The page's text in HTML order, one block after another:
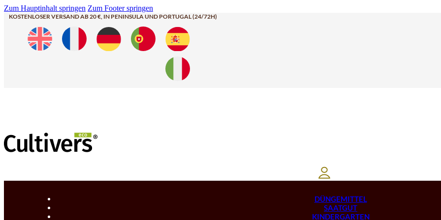
Zum Hauptinhalt springen Zum Footer springen
KOSTENLOSER VERSAND AB 20 €, IN PENINSULA UND PORTUGAL (24/72H)
DÜNGEMITTEL
SAATGUT
KINDERGARTEN